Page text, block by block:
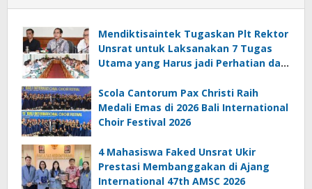
Mendiktisaintek Tugaskan Plt Rektor
Unsrat untuk Laksanakan 7 Tugas
Utama yang Harus jadi Perhatian dan
Scola Cantorum Pax Christi Raih
Medali Emas di 2026 Bali International
Choir Festival 2026
4 Mahasiswa Faked Unsrat Ukir
Prestasi Membanggakan di Ajang
International 47th AMSC 2026